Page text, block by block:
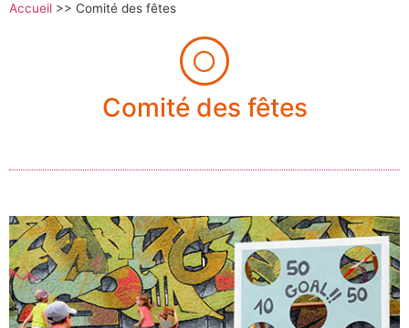
Accueil >> Comité des fêtes
Comité des fêtes